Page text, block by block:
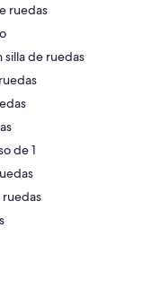
ruedas
de ruedas
de 1
ruedas